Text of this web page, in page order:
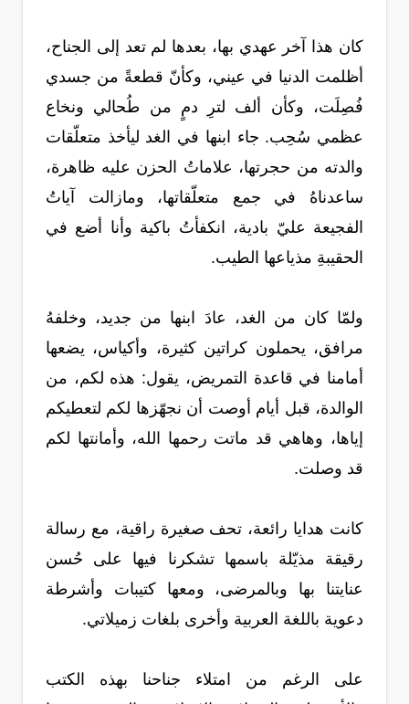
كان هذا آخر عهدي بها، بعدها لم تعد إلى الجناح،
أظلمت الدنيا في عيني، وكأنّ قطعةً من جسدي
فُصِلَت، وكأن ألف لترِ دمٍ من طُحالي ونخاع
عظمي سُحِب. جاء ابنها في الغد ليأخذ متعلّقات
والدته من حجرتها، علاماتُ الحزن عليه ظاهرة،
ساعدناهُ في جمع متعلّقاتها، ومازالت آياتُ
الفجيعة عليّ بادية، انكفأتُ باكية وأنا أضع في
الحقيبةِ مذياعها الطيب.
ولمّا كان من الغد، عادَ ابنها من جديد، وخلفهُ
مرافق، يحملون كراتين كثيرة، وأكياس، يضعها
أمامنا في قاعدة التمريض، يقول: هذه لكم، من
الوالدة، قبل أيام أوصت أن نجهّزها لكم لتعطيكم
إياها، وهاهي قد ماتت رحمها الله، وأمانتها لكم
قد وصلت.
كانت هدايا رائعة، تحف صغيرة راقية، مع رسالة
رقيقة مذيّلة باسمها تشكرنا فيها على حُسن
عنايتنا بها وبالمرضى، ومعها كتيبات وأشرطة
دعوية باللغة العربية وأخرى بلغات زميلاتي.
على الرغم من امتلاء جناحنا بهذه الكتب